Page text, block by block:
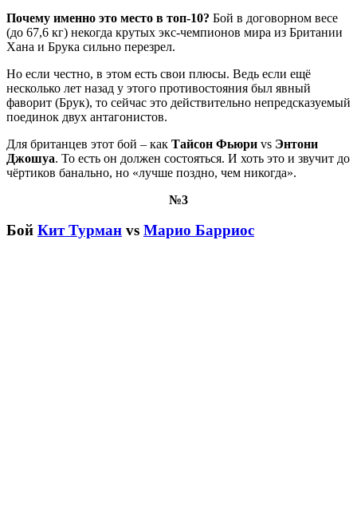
Почему именно это место в топ-10? Бой в договорном весе
(до 67,6 кг) некогда крутых экс-чемпионов мира из Британии
Хана и Брука сильно перезрел.
Но если честно, в этом есть свои плюсы. Ведь если ещё
несколько лет назад у этого противостояния был явный
фаворит (Брук), то сейчас это действительно непредсказуемый
поединок двух антагонистов.
Для британцев этот бой – как Тайсон Фьюри vs Энтони
Джошуа. То есть он должен состояться. И хоть это и звучит до
чёртиков банально, но «лучше поздно, чем никогда».
№3
Бой Кит Турман vs Марио Барриос